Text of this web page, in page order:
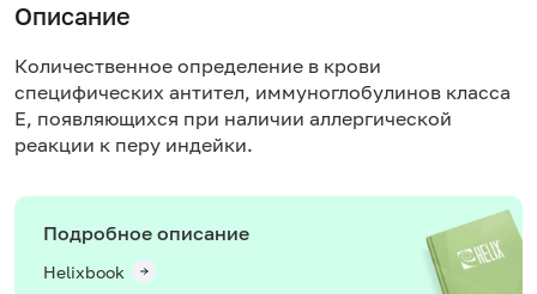
Описание
Количественное определение в крови
специфических антител, иммуноглобулинов класса
E, появляющихся при наличии аллергической
реакции к перу индейки.
Подробное описание
Helixbook